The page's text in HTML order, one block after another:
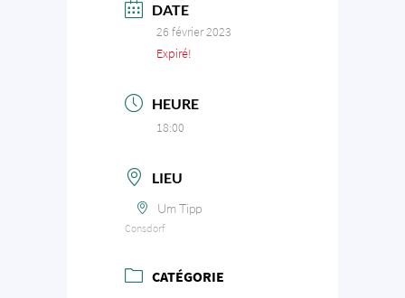
DATE
26 février 2023
Expiré!
HEURE
18:00
LIEU
Um Tipp
Consdorf
CATÉGORIE